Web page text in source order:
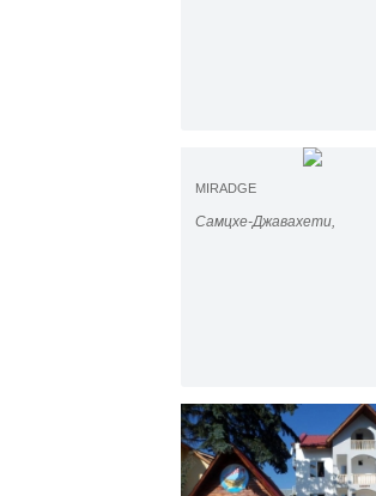
MIRADGE
Самцхе-Джавахети,